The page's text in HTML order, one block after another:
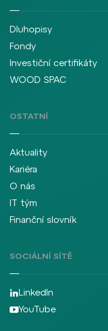
Dluhopisy
Fondy
Investiční certifikáty
WOOD SPAC
OSTATNÍ
Aktuality
Kariéra
O nás
IT tým
Finanční slovník
SOCIÁLNÍ SÍTĚ
LinkedIn
YouTube